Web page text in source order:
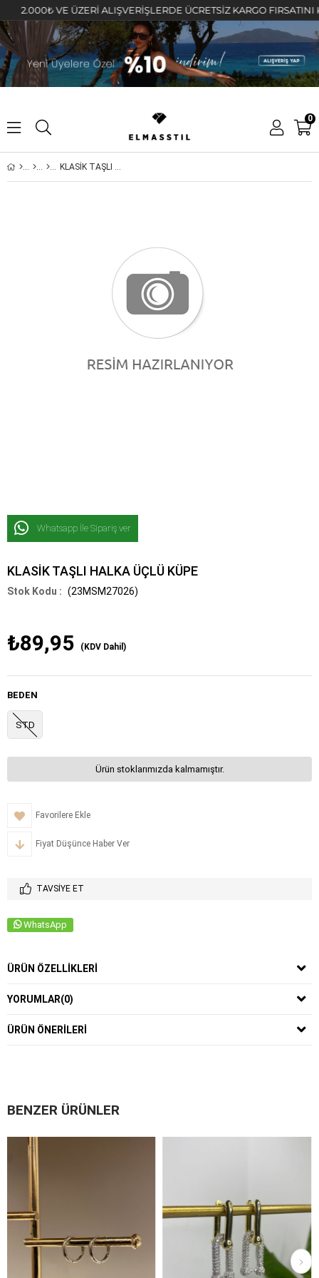
VE ÜZERİ ALIŞVERİŞLERDE ÜCRETSİZ KARGO FIRSATINI
0
KLASİK TAŞLI HALKA ÜÇLÜ KÜPE
Whatsapp İle Sipariş ver
KLASİK TAŞLI HALKA ÜÇLÜ KÜPE
(23MSM27026)
₺89,95 (KDV Dahil)
BEDEN
STD
Ürün stoklarımızda kalmamıştır.
Favorilere Ekle
Fiyat Düşünce Haber Ver
TAVSIYE ET
WhatsApp
ÜRÜN ÖZELLIKLERI
YORUMLAR(0)
ÜRÜN ÖNERILERI
BENZER ÜRÜNLER